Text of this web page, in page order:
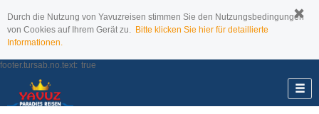
Durch die Nutzung von Yavuzreisen stimmen Sie den Nutzungsbedingungen
von Cookies auf Ihrem Gerät zu. Bitte klicken Sie hier für detaillierte
Informationen.
footer.tursab.no.text: true